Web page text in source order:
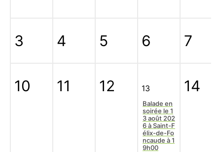
3 4 5 6 7
10 11 12 13
Balade en
soirée le 1
3 août 202
6 à Saint-F
élix-de-Fo
ncaude à 1
9h00
14